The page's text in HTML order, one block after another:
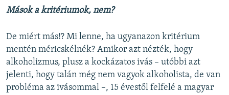
Mások a kritériumok, nem?
De miért más!? Mi lenne, ha ugyanazon kritérium
mentén méricskélnék? Amikor azt nézték, hogy
alkoholizmus, plusz a kockázatos ivás – utóbbi azt
jelenti, hogy talán még nem vagyok alkoholista, de van
probléma az ivásommal –, 15 évestől felfelé a magyar